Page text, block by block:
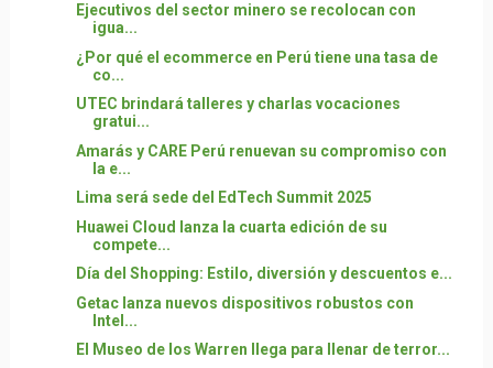
Ejecutivos del sector minero se recolocan con
igua...
¿Por qué el ecommerce en Perú tiene una tasa de
co...
UTEC brindará talleres y charlas vocaciones
gratui...
Amarás y CARE Perú renuevan su compromiso con
la e...
Lima será sede del EdTech Summit 2025
Huawei Cloud lanza la cuarta edición de su
compete...
Día del Shopping: Estilo, diversión y descuentos e...
Getac lanza nuevos dispositivos robustos con
Intel...
El Museo de los Warren llega para llenar de terror...